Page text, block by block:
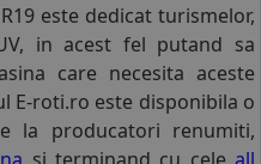
este dedicat turismelor,
in acest fel putand sa
care necesita aceste
E-roti.ro este disponibila o
la producatori renumiti,